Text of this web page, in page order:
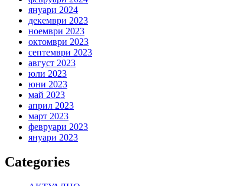
януари 2024
декември 2023
ноември 2023
октомври 2023
септември 2023
август 2023
юли 2023
юни 2023
май 2023
април 2023
март 2023
февруари 2023
януари 2023
Categories